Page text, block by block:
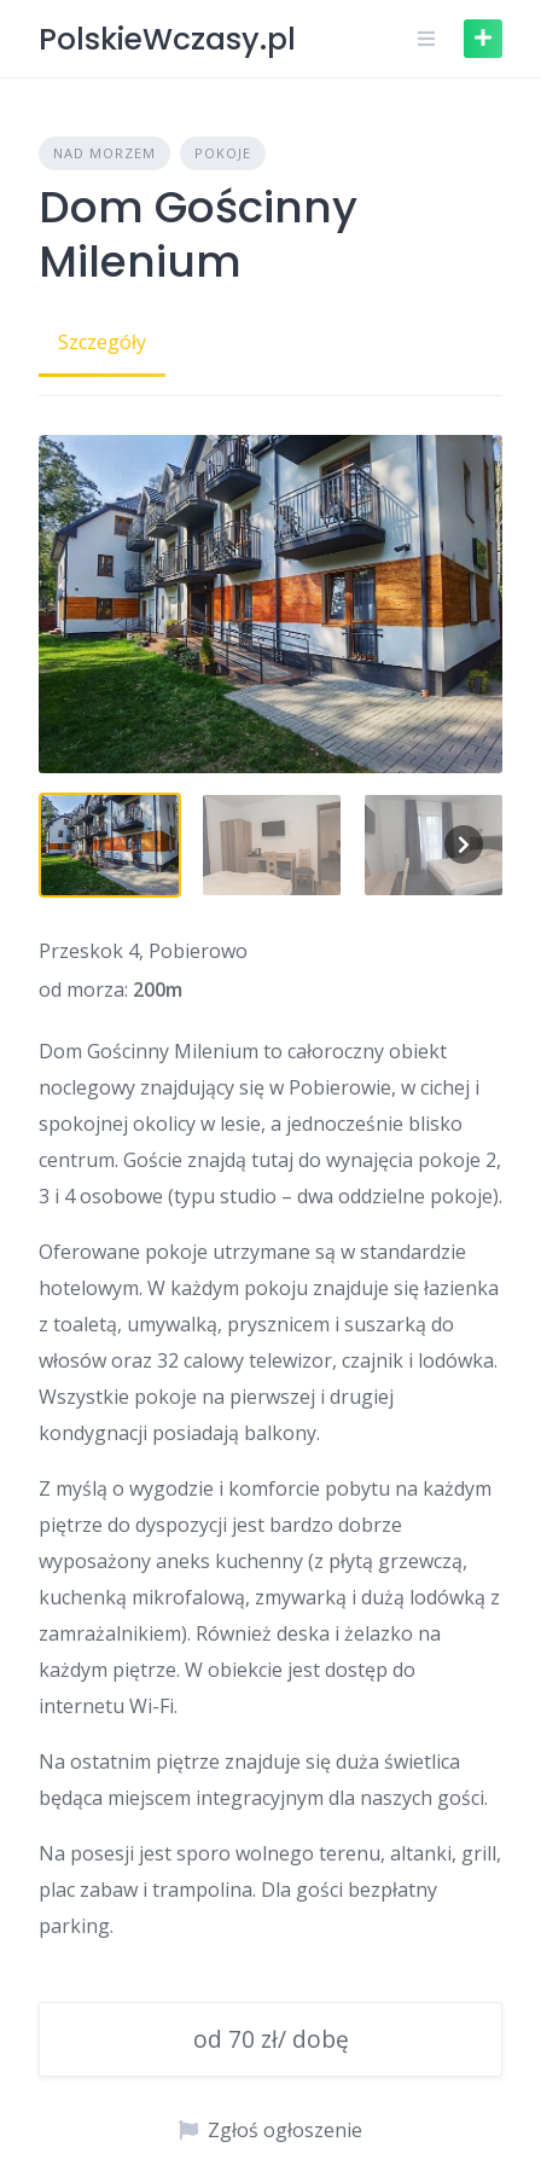
PolskieWczasy.pl
NAD MORZEM POKOJE
Dom Gościnny
Milenium
Szczegóły
Przeskok 4, Pobierowo
od morza: 200m
Dom Gościnny Milenium to całoroczny obiekt
noclegowy znajdujący się w Pobierowie, w cichej i
spokojnej okolicy w lesie, a jednocześnie blisko
centrum. Goście znajdą tutaj do wynajęcia pokoje 2,
3 i 4 osobowe (typu studio – dwa oddzielne pokoje).
Oferowane pokoje utrzymane są w standardzie
hotelowym. W każdym pokoju znajduje się łazienka
z toaletą, umywalką, prysznicem i suszarką do
włosów oraz 32 calowy telewizor, czajnik i lodówka.
Wszystkie pokoje na pierwszej i drugiej
kondygnacji posiadają balkony.
Z myślą o wygodzie i komforcie pobytu na każdym
piętrze do dyspozycji jest bardzo dobrze
wyposażony aneks kuchenny (z płytą grzewczą,
kuchenką mikrofalową, zmywarką i dużą lodówką z
zamrażalnikiem). Również deska i żelazko na
każdym piętrze. W obiekcie jest dostęp do
internetu Wi-Fi.
Na ostatnim piętrze znajduje się duża świetlica
będąca miejscem integracyjnym dla naszych gości.
Na posesji jest sporo wolnego terenu, altanki, grill,
plac zabaw i trampolina. Dla gości bezpłatny
parking.
od 70 zł/ dobę
Zgłoś ogłoszenie